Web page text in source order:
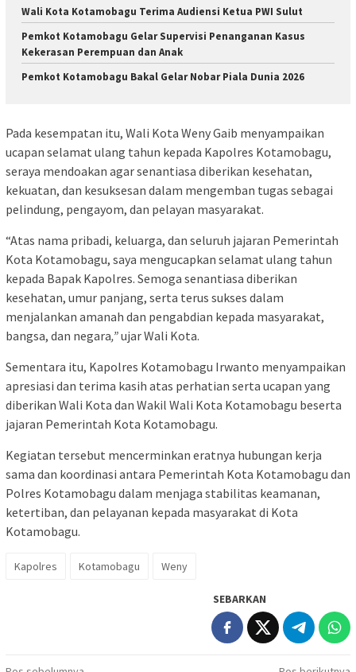
Wali Kota Kotamobagu Terima Audiensi Ketua PWI Sulut
Pemkot Kotamobagu Gelar Supervisi Penanganan Kasus
Kekerasan Perempuan dan Anak
Pemkot Kotamobagu Bakal Gelar Nobar Piala Dunia 2026
Pada kesempatan itu, Wali Kota Weny Gaib menyampaikan
ucapan selamat ulang tahun kepada Kapolres Kotamobagu,
seraya mendoakan agar senantiasa diberikan kesehatan,
kekuatan, dan kesuksesan dalam mengemban tugas sebagai
pelindung, pengayom, dan pelayan masyarakat.
“Atas nama pribadi, keluarga, dan seluruh jajaran Pemerintah
Kota Kotamobagu, saya mengucapkan selamat ulang tahun
kepada Bapak Kapolres. Semoga senantiasa diberikan
kesehatan, umur panjang, serta terus sukses dalam
menjalankan amanah dan pengabdian kepada masyarakat,
bangsa, dan negara,”ujar Wali Kota.
Sementara itu, Kapolres Kotamobagu Irwanto menyampaikan
apresiasi dan terima kasih atas perhatian serta ucapan yang
diberikan Wali Kota dan Wakil Wali Kota Kotamobagu beserta
jajaran Pemerintah Kota Kotamobagu.
Kegiatan tersebut mencerminkan eratnya hubungan kerja
sama dan koordinasi antara Pemerintah Kota Kotamobagu dan
Polres Kotamobagu dalam menjaga stabilitas keamanan,
ketertiban, dan pelayanan kepada masyarakat di Kota
Kotamobagu.
Kapolres Kotamobagu Weny
SEBARKAN